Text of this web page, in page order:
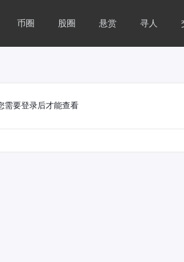
币圈 股圈 悬赏 寻人
需要登录后才能查看